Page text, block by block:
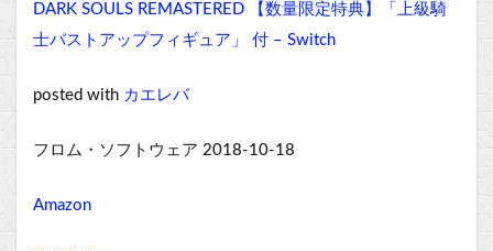
DARK SOULS REMASTERED 【数量限定特典】「上級騎
士バストアップフィギュア」 付 – Switch
posted with カエレバ
フロム・ソフトウェア 2018-10-18
Amazon